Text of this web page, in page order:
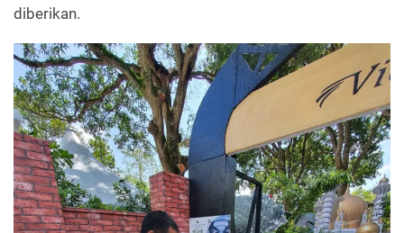
diberikan.